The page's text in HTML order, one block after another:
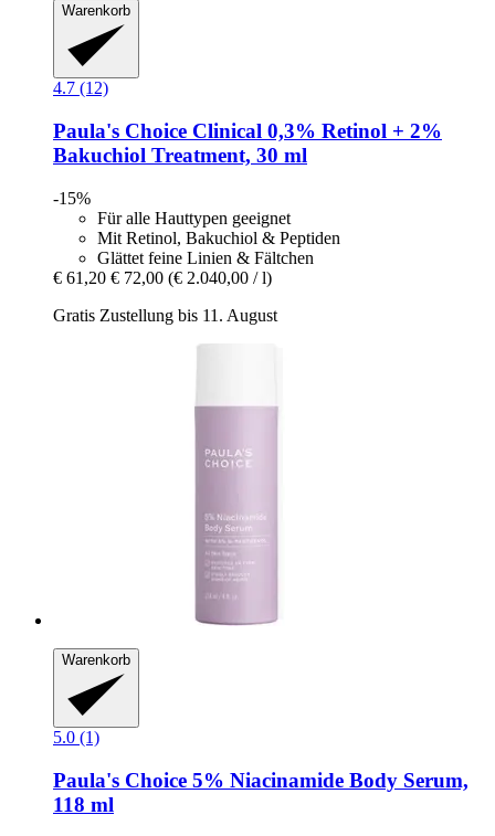
Warenkorb
4.7 (12)
Paula's Choice Clinical 0,3% Retinol + 2%
Bakuchiol Treatment, 30 ml
-15%
Für alle Hauttypen geeignet
Mit Retinol, Bakuchiol & Peptiden
Glättet feine Linien & Fältchen
€ 61,20 € 72,00 (€ 2.040,00 / l)
Gratis Zustellung bis 11. August
Warenkorb
5.0 (1)
Paula's Choice 5% Niacinamide Body Serum,
118 ml